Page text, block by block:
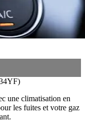
une climatisation en
les fuites et votre gaz